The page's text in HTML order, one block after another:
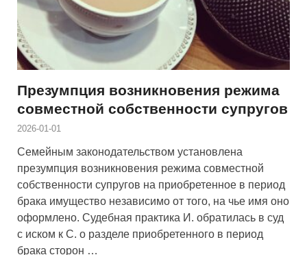
Презумпция возникновения режима
совместной собственности супругов
2026-01-01
Семейным законодательством установлена
презумпция возникновения режима совместной
собственности супругов на приобретенное в период
брака имущество независимо от того, на чье имя оно
оформлено. Судебная практика И. обратилась в суд
с иском к С. о разделе приобретенного в период
брака сторон …